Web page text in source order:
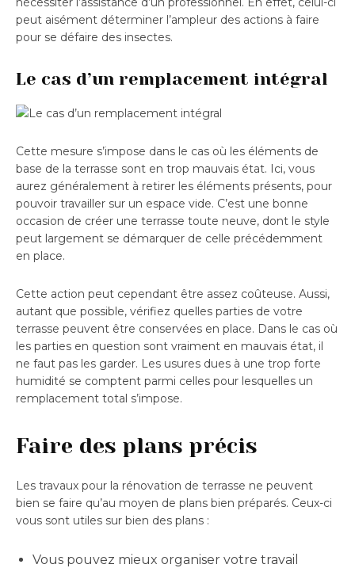
peut aisément déterminer l’ampleur des actions à faire
pour se défaire des insectes.
Le cas d’un remplacement intégral
Cette mesure s’impose dans le cas où les éléments de
base de la terrasse sont en trop mauvais état. Ici, vous
aurez généralement à retirer les éléments présents, pour
pouvoir travailler sur un espace vide. C’est une bonne
occasion de créer une terrasse toute neuve, dont le style
peut largement se démarquer de celle précédemment
en place.
Cette action peut cependant être assez coûteuse. Aussi,
autant que possible, vérifiez quelles parties de votre
terrasse peuvent être conservées en place. Dans le cas où
les parties en question sont vraiment en mauvais état, il
ne faut pas les garder. Les usures dues à une trop forte
humidité se comptent parmi celles pour lesquelles un
remplacement total s’impose.
Faire des plans précis
Les travaux pour la rénovation de terrasse ne peuvent
bien se faire qu’au moyen de plans bien préparés. Ceux-ci
vous sont utiles sur bien des plans :
Vous pouvez mieux organiser votre travail